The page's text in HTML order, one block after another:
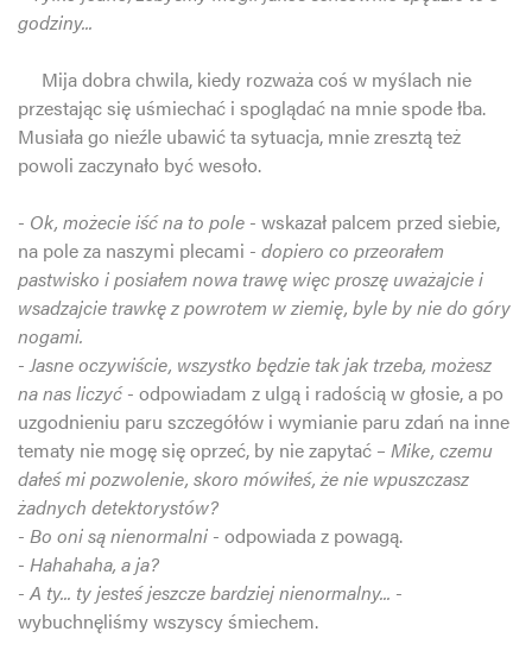
godziny...
Mija dobra chwila, kiedy rozważa coś w myślach nie
przestając się uśmiechać i spoglądać na mnie spode łba.
Musiała go nieźle ubawić ta sytuacja, mnie zresztą też
powoli zaczynało być wesoło.
- Ok, możecie iść na to pole - wskazał palcem przed siebie,
na pole za naszymi plecami - dopiero co przeorałem
pastwisko i posiałem nowa trawę więc proszę uważajcie i
wsadzajcie trawkę z powrotem w ziemię, byle by nie do góry
nogami.
- Jasne oczywiście, wszystko będzie tak jak trzeba, możesz
na nas liczyć - odpowiadam z ulgą i radością w głosie, a po
uzgodnieniu paru szczegółów i wymianie paru zdań na inne
tematy nie mogę się oprzeć, by nie zapytać – Mike, czemu
dałeś mi pozwolenie, skoro mówiłeś, że nie wpuszczasz
żadnych detektorystów?
- Bo oni są nienormalni - odpowiada z powagą.
- Hahahaha, a ja?
- A ty... ty jesteś jeszcze bardziej nienormalny... -
wybuchnęliśmy wszyscy śmiechem.